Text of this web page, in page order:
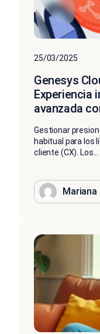
25/03/2025
Genesys
Experiencia
avanzada
Gestionar
habitual para los
cliente (CX). Los...